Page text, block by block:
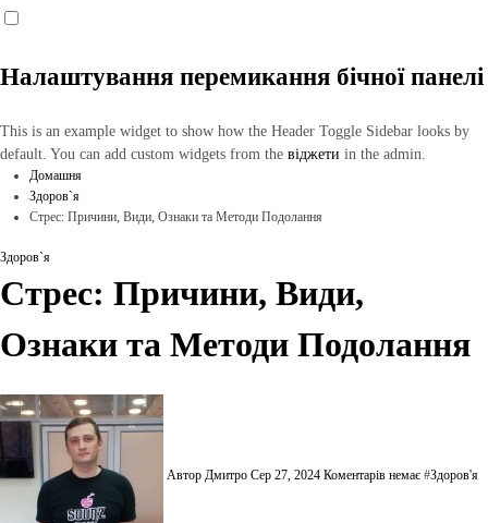
Налаштування перемикання бічної панелі
This is an example widget to show how the Header Toggle Sidebar looks by
default. You can add custom widgets from the віджети in the admin.
Домашня
Здоров`я
Стрес: Причини, Види, Ознаки та Методи Подолання
Здоров`я
Стрес: Причини, Види,
Ознаки та Методи Подолання
Автор Дмитро Сер 27, 2024 Коментарів немає #Здоров'я